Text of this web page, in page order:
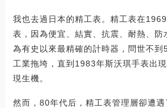
我也去過日本的精工表。精工表在
表，因為便宜、結實、抗震、耐熱、防
為有史以來最精確的計時器，問世不到
工業拖垮，直到1983年斯沃琪手表出
現生機。
然而，80年代后，精工表管理層卻遭